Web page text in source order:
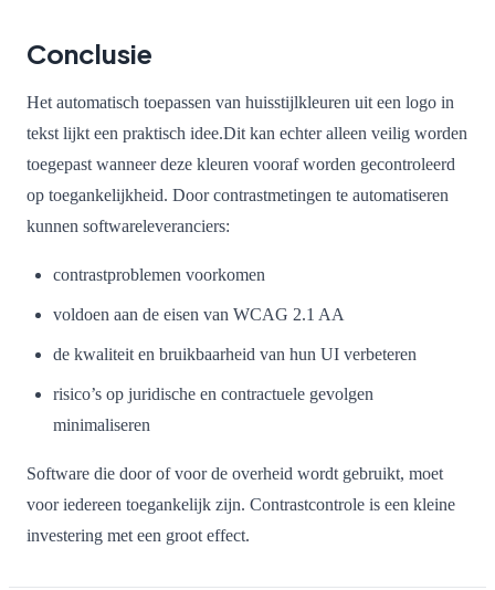
Conclusie
Het automatisch toepassen van huisstijlkleuren uit een logo in
tekst lijkt een praktisch idee.Dit kan echter alleen veilig worden
toegepast wanneer deze kleuren vooraf worden gecontroleerd
op toegankelijkheid. Door contrastmetingen te automatiseren
kunnen softwareleveranciers:
contrastproblemen voorkomen
voldoen aan de eisen van WCAG 2.1 AA
de kwaliteit en bruikbaarheid van hun UI verbeteren
risico’s op juridische en contractuele gevolgen
minimaliseren
Software die door of voor de overheid wordt gebruikt, moet
voor iedereen toegankelijk zijn. Contrastcontrole is een kleine
investering met een groot effect.